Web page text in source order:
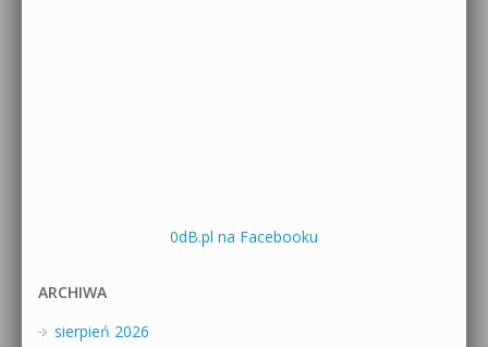
0dB.pl na Facebooku
ARCHIWA
sierpień 2026